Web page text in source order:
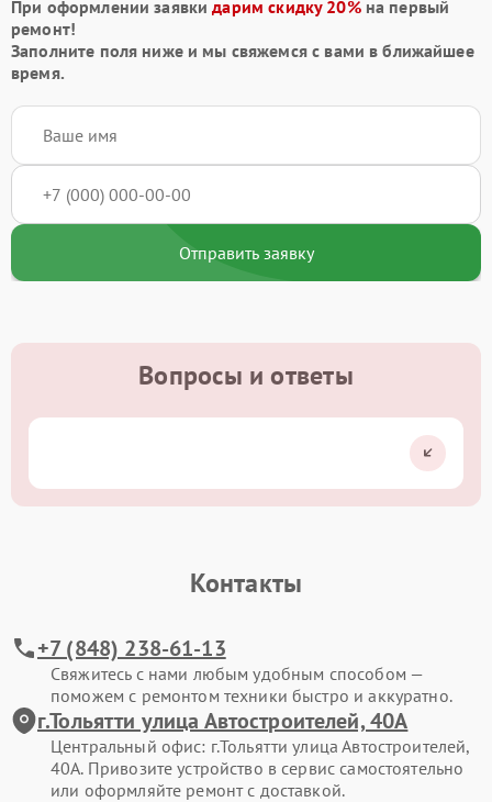
При оформлении заявкидарим скидку 20%на первый
ремонт!
Заполните поля ниже и мы свяжемся с вами в ближайшее
время.
Отправить заявку
Вопросы и ответы
Контакты
+7 (848) 238-61-13
Свяжитесь с нами любым удобным способом —
поможем с ремонтом техники быстро и аккуратно.
г.Тольятти улица Автостроителей, 40А
Центральный офис: г.Тольятти улица Автостроителей,
40А. Привозите устройство в сервис самостоятельно
или оформляйте ремонт с доставкой.